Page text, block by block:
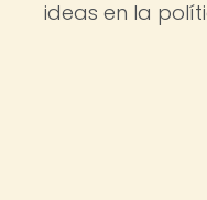
ideas en la